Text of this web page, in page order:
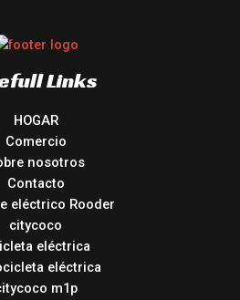
Links
HOGAR
Comercio
nosotros
Contacto
eléctrico Rooder
citycoco
eléctrica
eléctrica
m1p